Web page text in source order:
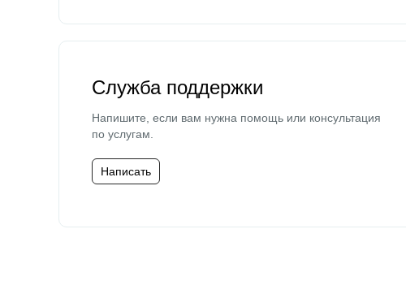
Служба поддержки
Напишите, если вам нужна помощь или консультация
по услугам.
Написать